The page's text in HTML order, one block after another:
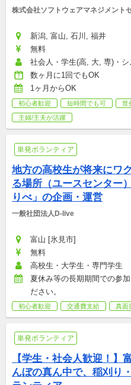
株式会社ソフトウェアマネジメント
新潟, 富山, 石川, 福井
無料
社会人・学生(高, 大, 専)・
数ヶ月に1回でもOK
1ヶ月からOK
初心者歓迎 短時間でも可 世
主婦/主夫が活躍
単発ボランティア
地方の高校生が将来にワ
る場所（ユースセンター
りべ」の企画・運営
一般社団法人D-live
富山 [氷見市]
無料
高校生・大学生・専門学生
夏休み等の長期期間での参
ださい。
初心者歓迎 交通費支給 真面
単発ボランティア
【学生・社会人歓迎！】
んぼの真ん中で、稲刈り